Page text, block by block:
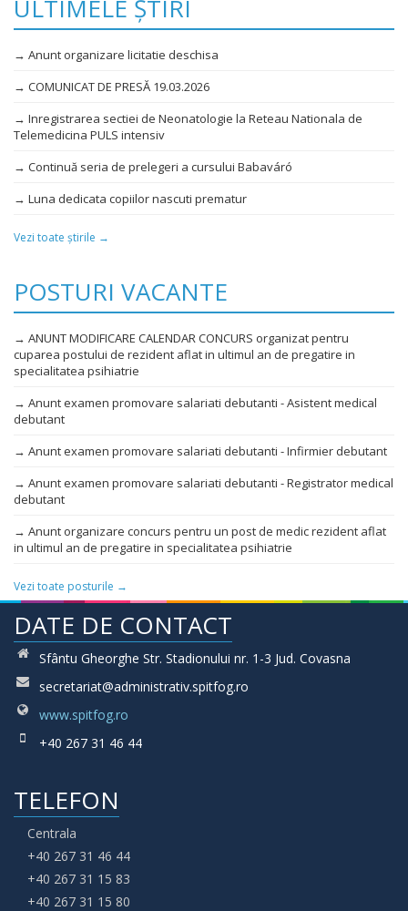
ULTIMELE ȘTIRI
→ Anunt organizare licitatie deschisa
→ COMUNICAT DE PRESĂ 19.03.2026
→ Inregistrarea sectiei de Neonatologie la Reteau Nationala de
Telemedicina PULS intensiv
→ Continuă seria de prelegeri a cursului Babaváró
→ Luna dedicata copiilor nascuti prematur
Vezi toate știrile →
POSTURI VACANTE
→ ANUNT MODIFICARE CALENDAR CONCURS organizat pentru
cuparea postului de rezident aflat in ultimul an de pregatire in
specialitatea psihiatrie
→ Anunt examen promovare salariati debutanti - Asistent medical
debutant
→ Anunt examen promovare salariati debutanti - Infirmier debutant
→ Anunt examen promovare salariati debutanti - Registrator medical
debutant
→ Anunt organizare concurs pentru un post de medic rezident aflat
in ultimul an de pregatire in specialitatea psihiatrie
Vezi toate posturile →
DATE DE CONTACT
Sfântu Gheorghe Str. Stadionului nr. 1-3 Jud. Covasna
secretariat@administrativ.spitfog.ro
www.spitfog.ro
+40 267 31 46 44
TELEFON
Centrala
+40 267 31 46 44
+40 267 31 15 83
+40 267 31 15 80